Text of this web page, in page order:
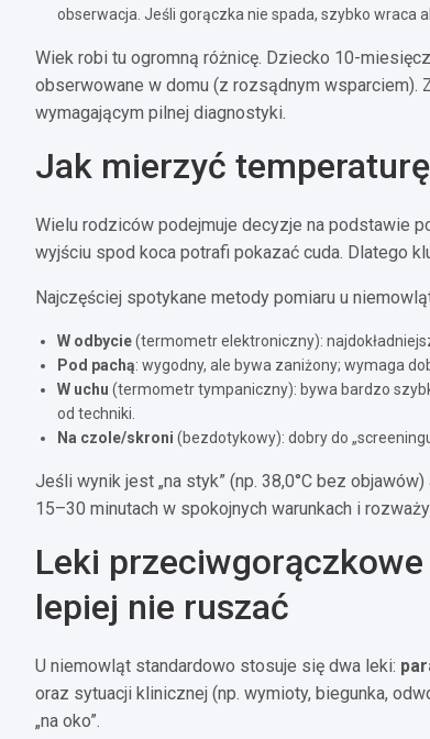
obserwacja. Jeśli gorączka nie spada, szybko wraca
Wiek robi tu ogromną różnicę. Dziecko 10-
obserwowane w domu (z rozsądnym wsparciem).
wymagającym pilnej diagnostyki.
Jak mierzyć
Wielu rodziców podejmuje decyzje na podstawie
wyjściu spod koca potrafi pokazać cuda. Dlatego
Najczęściej spotykane metody pomiaru u
W odbycie(termometr elektroniczny):
Pod pachą: wygodny, ale bywa zaniżony; wymaga
W uchu (termometr tympaniczny): bywa bardzo
od techniki.
Na czole/skroni (bezdotykowy): dobry do
Jeśli wynik jest „na styk” (np. 38,0°C bez
15–30 minutach w spokojnych warunkach i
Leki
lepiej nie ruszać
U niemowląt standardowo stosuje się dwa leki:
oraz sytuacji klinicznej (np. wymioty, biegunka,
„na oko”.